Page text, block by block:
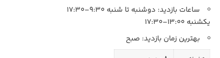
ساعات بازدید: دوشنبه تا شنبه 9:30–17:30
یکشنبه 13:00–17:30
بهترین زمان بازدید: صبح